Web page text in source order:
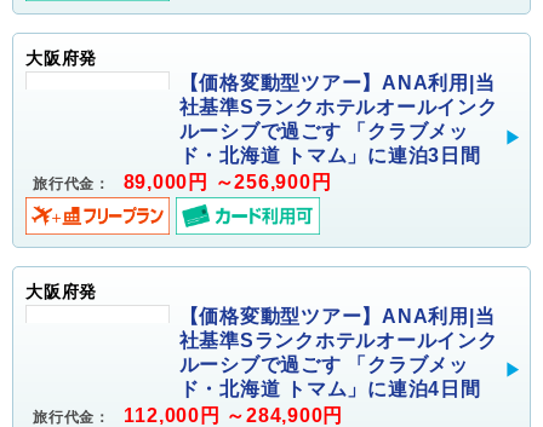
大阪府発
【価格変動型ツアー】ANA利用|当
社基準Sランクホテルオールインク
ルーシブで過ごす 「クラブメッ
ド・北海道 トマム」に連泊3日間
旅行代金： 89,000円 ～256,900円
大阪府発
【価格変動型ツアー】ANA利用|当
社基準Sランクホテルオールインク
ルーシブで過ごす 「クラブメッ
ド・北海道 トマム」に連泊4日間
旅行代金： 112,000円 ～284,900円